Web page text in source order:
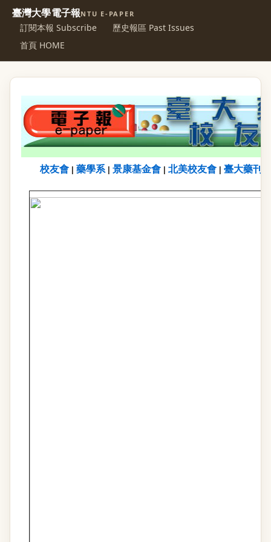
臺灣大學電子報NTU E-PAPER
訂閱本報 Subscribe
歷史報區 Past Issues
首頁 HOME
校友會 藥學系| 景康基金會 北美校友會 臺大藥刊